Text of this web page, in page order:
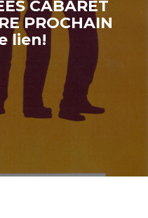
CABARET
PROCHAIN
lien!